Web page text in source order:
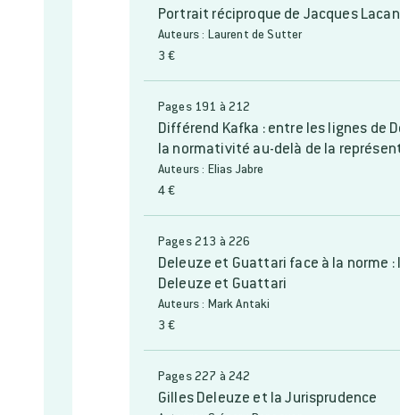
Portrait réciproque de Jacques
Auteurs : Laurent de Sutter
3 €
Pages 191 à 212
Différend Kafka : entre les lignes de
la normativité au-delà de la
Auteurs : Elias Jabre
4 €
Pages 213 à 226
Deleuze et Guattari face à la norme
Deleuze et Guattari
Auteurs : Mark Antaki
3 €
Pages 227 à 242
Gilles Deleuze et la Jurisprudence